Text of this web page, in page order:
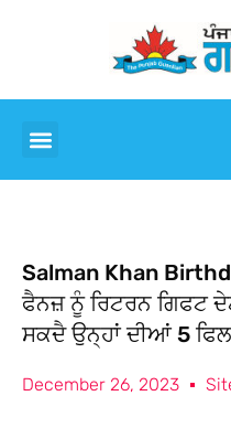
Salman Khan
ਫੈਨਜ਼ ਨੂੰ ਰਿਟਰਨ ਗਿਫਟ
ਸਕਦੈ ਉਨ੍ਹਾਂ ਦੀਆਂ 5
December 26, 2023